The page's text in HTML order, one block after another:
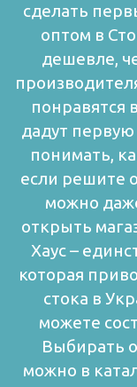
сделать
оптом в
дешевле,
понравятся
дадут
понимать,
если решите
можно
открыть
Хаус –
которая
стока в
можете
Выбирать
можно в